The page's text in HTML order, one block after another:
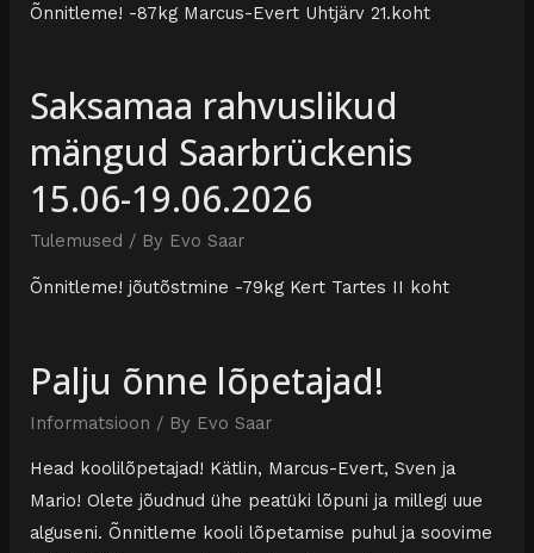
Õnnitleme! -87kg Marcus-Evert Uhtjärv 21.koht
Saksamaa rahvuslikud
mängud Saarbrückenis
15.06-19.06.2026
Tulemused / By Evo Saar
Õnnitleme! jõutõstmine -79kg Kert Tartes II koht
Palju õnne lõpetajad!
Informatsioon / By Evo Saar
Head koolilõpetajad! Kätlin, Marcus-Evert, Sven ja
Mario! Olete jõudnud ühe peatüki lõpuni ja millegi uue
alguseni. Õnnitleme kooli lõpetamise puhul ja soovime